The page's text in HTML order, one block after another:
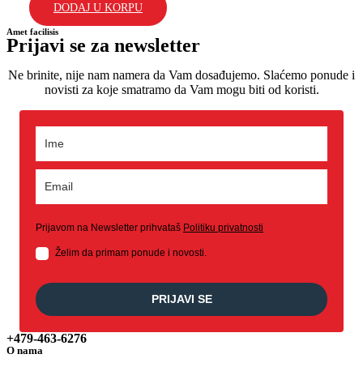
DODAJ U KORPU
Amet facilisis
Prijavi se za newsletter
Ne brinite, nije nam namera da Vam dosađujemo. Slaćemo ponude i
novisti za koje smatramo da Vam mogu biti od koristi.
Prijavom na Newsletter prihvataš Politiku privatnosti
Želim da primam ponude i novosti.
PRIJAVI SE
+479-463-6276
O nama